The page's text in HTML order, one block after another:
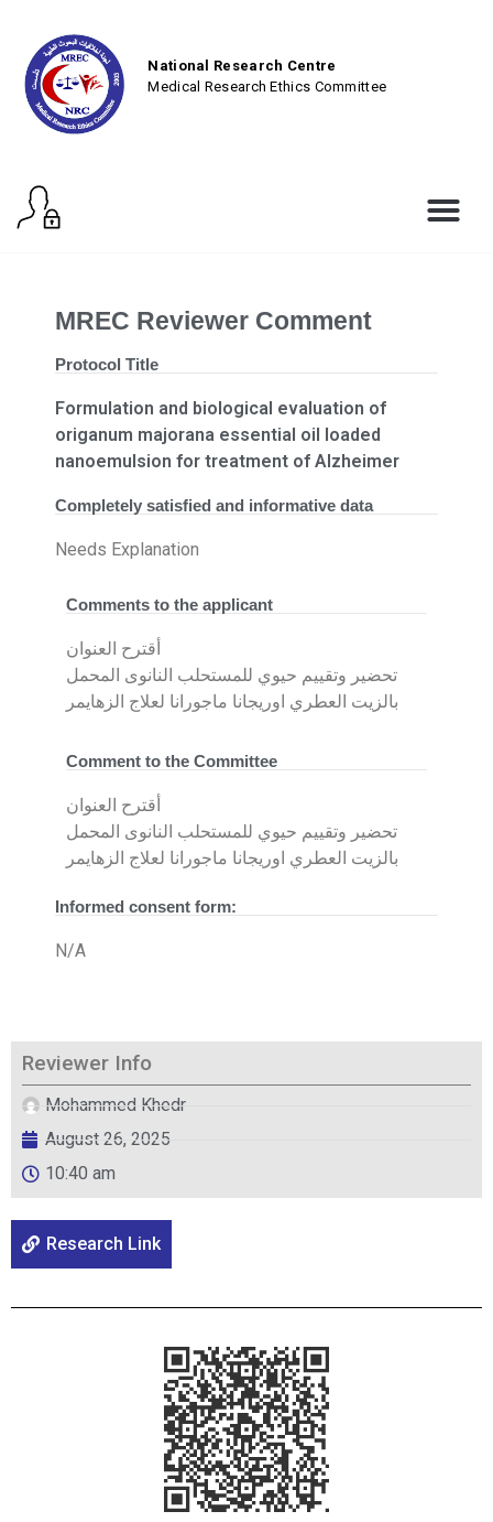
National Research Centre
Medical Research Ethics Committee
MREC Reviewer Comment
Protocol Title
Formulation and biological evaluation of
origanum majorana essential oil loaded
nanoemulsion for treatment of Alzheimer
Completely satisfied and informative data
Needs Explanation
Comments to the applicant
أقترح العنوان
تحضير وتقييم حيوي للمستحلب النانوى المحمل
بالزيت العطري اوريجانا ماجورانا لعلاج الزهايمر
Comment to the Committee
أقترح العنوان
تحضير وتقييم حيوي للمستحلب النانوى المحمل
بالزيت العطري اوريجانا ماجورانا لعلاج الزهايمر
Informed consent form:
N/A
Reviewer Info
Mohammed Khedr
August 26, 2025
10:40 am
Research Link